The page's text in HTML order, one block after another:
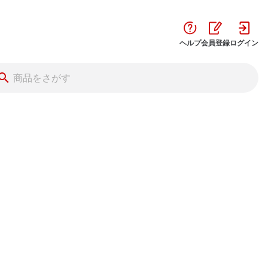
ヘルプ会員登録ログイン